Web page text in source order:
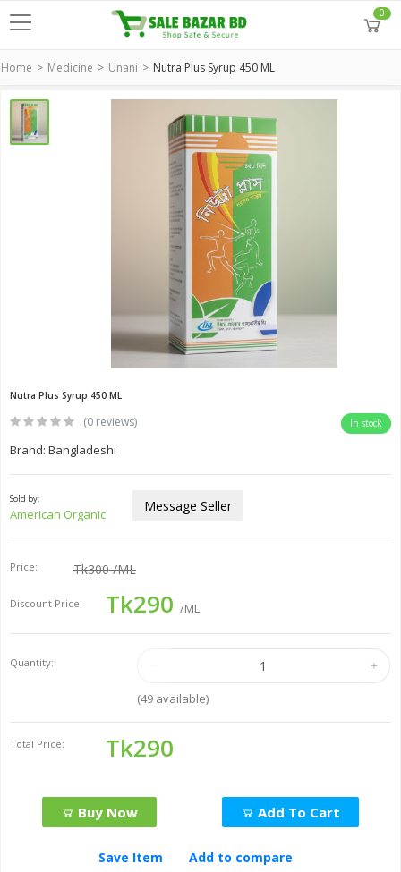
0
Home Medicine Unani Nutra Plus Syrup 450 ML
Nutra Plus Syrup 450 ML
(0 reviews) In stock
Brand: Bangladeshi
Sold by:
American Organic Message Seller
Price: Tk300/ML
Discount Price: Tk290 /ML
Quantity:
(49available)
Total Price: Tk290
Buy Now Add To Cart
Save Item Add to compare